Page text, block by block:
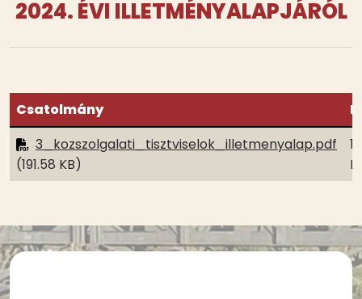
2024. ÉVI ILLETMÉNYALAPJÁRÓL
Csatolmány
3_kozszolgalati_tisztviselok_illetmenyalap.pdf
(191.58 KB)